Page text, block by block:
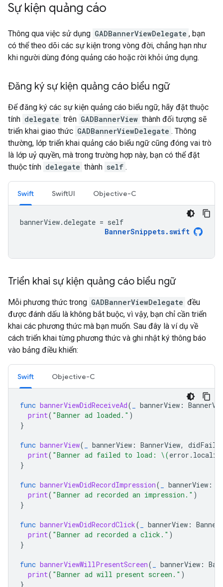
Sự kiện quảng cáo
Thông qua việc sử dụng GADBannerViewDelegate , bạn
có thể theo dõi các sự kiện trong vòng đời, chẳng hạn như
khi người dùng đóng quảng cáo hoặc rời khỏi ứng dụng.
Đăng ký sự kiện quảng cáo biểu ngữ
Để đăng ký các sự kiện quảng cáo biểu ngữ, hãy đặt thuộc
tính delegate trên GADBannerView thành đối tượng sẽ
triển khai giao thức GADBannerViewDelegate . Thông
thường, lớp triển khai quảng cáo biểu ngữ cũng đóng vai trò
là lớp uỷ quyền, mà trong trường hợp này, bạn có thể đặt
thuộc tính delegate thành self .
Swift SwiftUI Objective-C
bannerView.delegate = self
BannerSnippets.swift
Triển khai sự kiện quảng cáo biểu ngữ
Mỗi phương thức trong GADBannerViewDelegate đều
được đánh dấu là không bắt buộc, vì vậy, bạn chỉ cần triển
khai các phương thức mà bạn muốn. Sau đây là ví dụ về
cách triển khai từng phương thức và ghi nhật ký thông báo
vào bảng điều khiển:
Swift Objective-C
func bannerViewDidReceiveAd( bannerView :
print( "Banner ad loaded." )
}
func bannerView( bannerView : BannerView,
print( "Banner ad failed to load: \(error .
}
func bannerViewDidRecordImpression( bannerView :
print( "Banner ad recorded an impression." )
}
func bannerViewDidRecordClick( bannerView :
print( "Banner ad recorded a click." )
}
func bannerViewWillPresentScreen( bannerView :
print( "Banner ad will present screen." )
}